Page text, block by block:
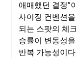
애매했던 결정”
사이징 컨벤션
되는 스팟의 체
승률이 변동성
반복 가능성이